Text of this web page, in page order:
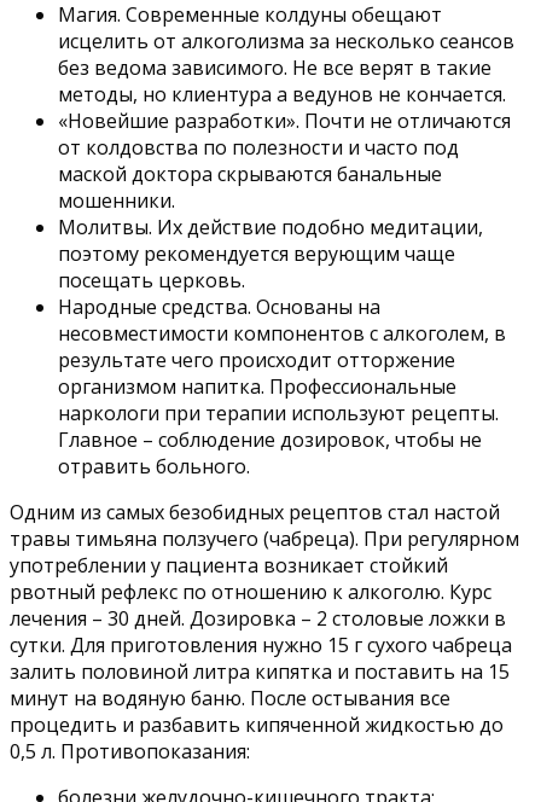
Магия. Современные колдуны обещают
исцелить от алкоголизма за несколько сеансов
без ведома зависимого. Не все верят в такие
методы, но клиентура а ведунов не кончается.
«Новейшие разработки». Почти не отличаются
от колдовства по полезности и часто под
маской доктора скрываются банальные
мошенники.
Молитвы. Их действие подобно медитации,
поэтому рекомендуется верующим чаще
посещать церковь.
Народные средства. Основаны на
несовместимости компонентов с алкоголем, в
результате чего происходит отторжение
организмом напитка. Профессиональные
наркологи при терапии используют рецепты.
Главное – соблюдение дозировок, чтобы не
отравить больного.
Одним из самых безобидных рецептов стал настой
травы тимьяна ползучего (чабреца). При регулярном
употреблении у пациента возникает стойкий
рвотный рефлекс по отношению к алкоголю. Курс
лечения – 30 дней. Дозировка – 2 столовые ложки в
сутки. Для приготовления нужно 15 г сухого чабреца
залить половиной литра кипятка и поставить на 15
минут на водяную баню. После остывания все
процедить и разбавить кипяченной жидкостью до
0,5 л. Противопоказания: